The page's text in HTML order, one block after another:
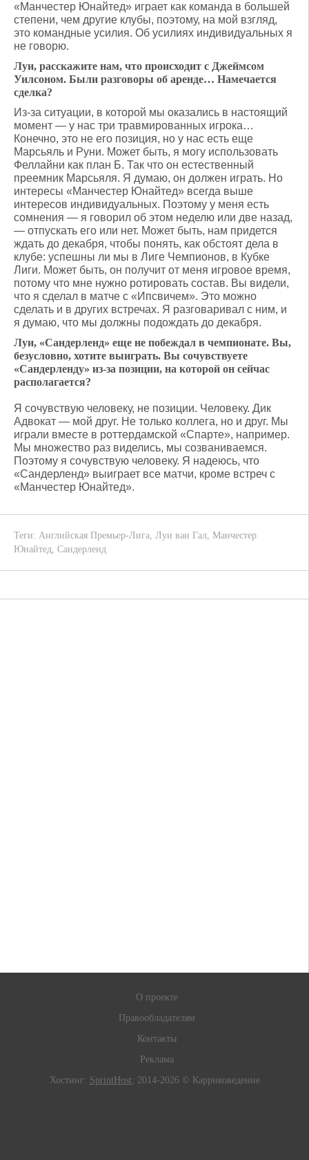
«Манчестер Юнайтед» играет как команда в большей
степени, чем другие клубы, поэтому, на мой взгляд,
это командные усилия. Об усилиях индивидуальных я
не говорю.
Луи, расскажите нам, что происходит с Джеймсом
Уилсоном. Были разговоры об аренде… Намечается
сделка?
Из-за ситуации, в которой мы оказались в настоящий
момент — у нас три травмированных игрока…
Конечно, это не его позиция, но у нас есть еще
Марсьяль и Руни. Может быть, я могу использовать
Феллайни как план Б. Так что он естественный
преемник Марсьяля. Я думаю, он должен играть. Но
интересы «Манчестер Юнайтед» всегда выше
интересов индивидуальных. Поэтому у меня есть
сомнения — я говорил об этом неделю или две назад,
— отпускать его или нет. Может быть, нам придется
ждать до декабря, чтобы понять, как обстоят дела в
клубе: успешны ли мы в Лиге Чемпионов, в Кубке
Лиги. Может быть, он получит от меня игровое время,
потому что мне нужно ротировать состав. Вы видели,
что я сделал в матче с «Ипсвичем». Это можно
сделать и в других встречах. Я разговаривал с ним, и
я думаю, что мы должны подождать до декабря.
Луи, «Сандерленд» еще не побеждал в чемпионате. Вы,
безусловно, хотите выиграть. Вы сочувствуете
«Сандерленду» из-за позиции, на которой он сейчас
располагается?
Я сочувствую человеку, не позиции. Человеку. Дик
Адвокат — мой друг. Не только коллега, но и друг. Мы
играли вместе в роттердамской «Спарте», например.
Мы множество раз виделись, мы созваниваемся.
Поэтому я сочувствую человеку. Я надеюсь, что
«Сандерленд» выиграет все матчи, кроме встреч с
«Манчестер Юнайтед».
Теги: Английская Премьер-Лига, Луи ван Гал, Манчестер
Юнайтед, Сандерленд
О проекте
Правообладателям
Контакты
Реклама
Хостинг: SprintHost; 2014-2026 © Карриковедение